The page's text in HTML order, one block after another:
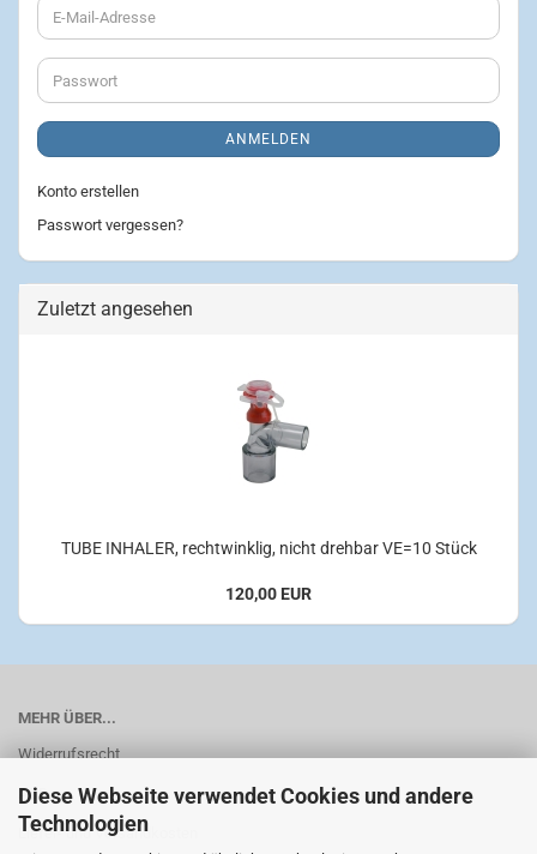
Diese Webseite verwendet Cookies und andere
Technologien
E-
Mail-
Adresse
Passwort
ANMELDEN
Konto erstellen
Passwort vergessen?
Zuletzt angesehen
TUBE INHALER, rechtwinklig, nicht drehbar VE=10 Stück
120,00 EUR
MEHR ÜBER...
Widerrufsrecht
AGB
Liefer- und Versandkosten